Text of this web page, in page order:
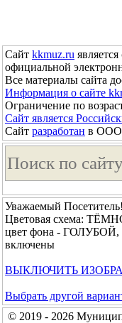
Сайт kkmuz.ru
официальной
Все материалы сайта
Информация о сайте
Ограничение по
Сайт является
Сайт разработан в ООО
Уважаемый
Цветовая схема:
цвет фона - ГОЛУБОЙ,
включены
ВЫКЛЮЧИТЬ
Выбрать другой
© 2019 - 2026